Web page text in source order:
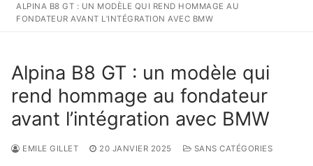
ALPINA B8 GT : UN MODÈLE QUI REND HOMMAGE AU
FONDATEUR AVANT L’INTÉGRATION AVEC BMW
Alpina B8 GT : un modèle qui
rend hommage au fondateur
avant l’intégration avec BMW
EMILE GILLET 20 JANVIER 2025 SANS CATÉGORIES